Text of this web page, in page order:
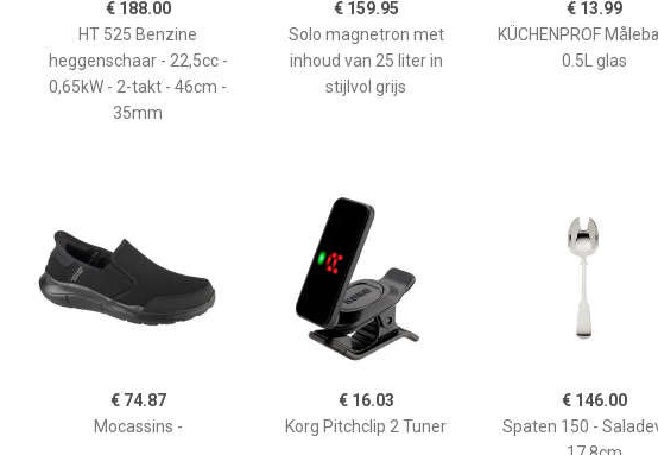
€ 188.00
HT 525 Benzine
heggenschaar - 22,5cc -
0,65kW - 2-takt - 46cm -
35mm
€ 159.95
Solo magnetron met
inhoud van 25 liter in
stijlvol grijs
€ 13.99
KÜCHENPROF
0.5L glas
€ 74.87
Mocassins -
€ 16.03
Korg Pitchclip 2 Tuner
€ 146.00
Spaten 150 -